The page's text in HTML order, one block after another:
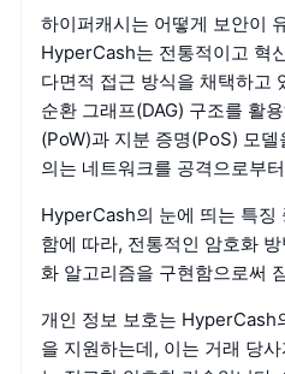
하이퍼캐시는 어떻게 보안이
HyperCash는 전통적이고 혁
다면적 접근 방식을 채택하고
순환 그래프(DAG) 구조를 활
(PoW)과 지분 증명(PoS) 모
의는 네트워크를 공격으로부
HyperCash의 눈에 띄는 특징
함에 따라, 전통적인 암호화
화 알고리즘을 구현함으로써
개인 정보 보호는 HyperCash
을 지원하는데, 이는 거래 당